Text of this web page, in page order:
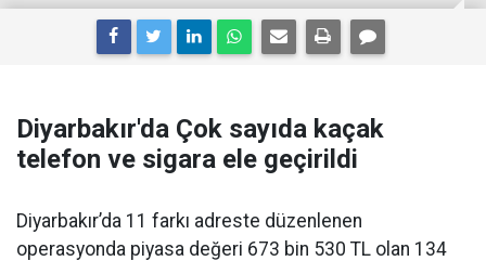
Diyarbakır'da Çok sayıda kaçak
telefon ve sigara ele geçirildi
Diyarbakır’da 11 farkı adreste düzenlenen
operasyonda piyasa değeri 673 bin 530 TL olan 134